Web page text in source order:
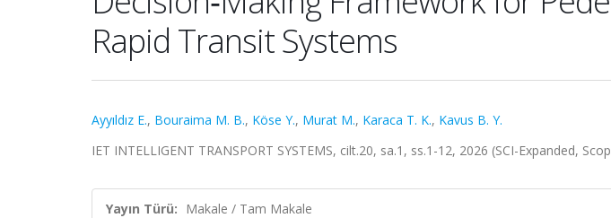
Rapid Transit Systems
Ayyıldız E., Bouraima M. B., Köse Y., Murat M., Karaca T. K., Kavus B. Y.
IET INTELLIGENT TRANSPORT SYSTEMS, cilt.20, sa.1, ss.1-12, 2026 (SCI-Expanded,
Yayın Türü: Makale / Tam Makale